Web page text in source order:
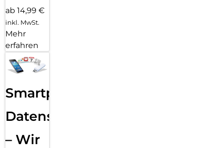
ab 14,99 €
inkl. MwSt.
Mehr
erfahren
Smartphone
Datensicherung
– Wir